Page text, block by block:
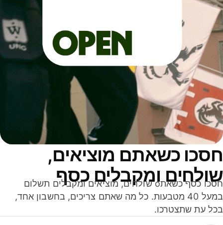
כשאתם מוציאים,
ומקבלים כסף
חסכו כסף כשאתo שולחים, מוציאים ומקבלים תשלום
במעל 40 מטבעות. כל מה שאתם צריכים, בחשבון אחד,
עת שתצטרכו.